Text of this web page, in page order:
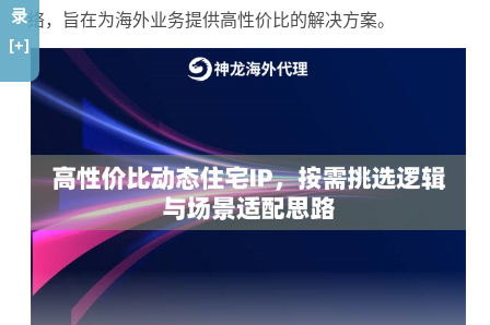
络，旨在为海外业务提供高性价比的解决方案。
录
[+]